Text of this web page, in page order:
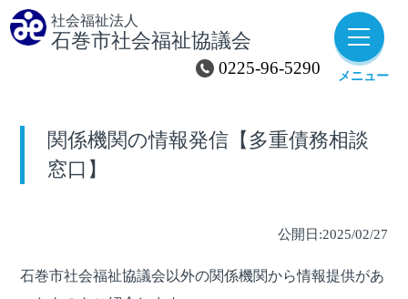
社会福祉法人
石巻市社会福祉協議会
0225-96-5290 メニュー
その他
社協からの
各拠点のご案内
関係機関の情報発信【多重債務相談
窓口】
公開日:2025/02/27
石巻市社会福祉協議会以外の関係機関から情報提供があ